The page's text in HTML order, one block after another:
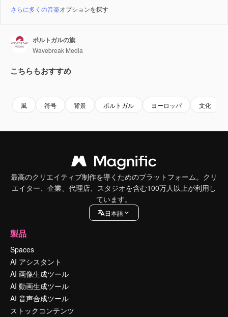
さらに多くの音楽オプションを探す
ポルトガルの旗
Wavebreak Media
こちらもおすすめ
風 符号 背景 ポルトガル ヨーロッパ 文化
最高のクリエイティブ制作を導くためのプラットフォーム。クリ
エイター、企業、代理店、スタジオを含む100万人以上が利用し
ています。
日本語
製品
Spaces
AI アシスタント
AI 画像生成ツール
AI 動画生成ツール
AI 音声合成ツール
ストックコンテンツ